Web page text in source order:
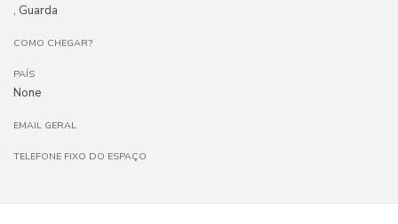
, Guarda
COMO CHEGAR?
PAÍS
None
EMAIL GERAL
TELEFONE FIXO DO ESPAÇO